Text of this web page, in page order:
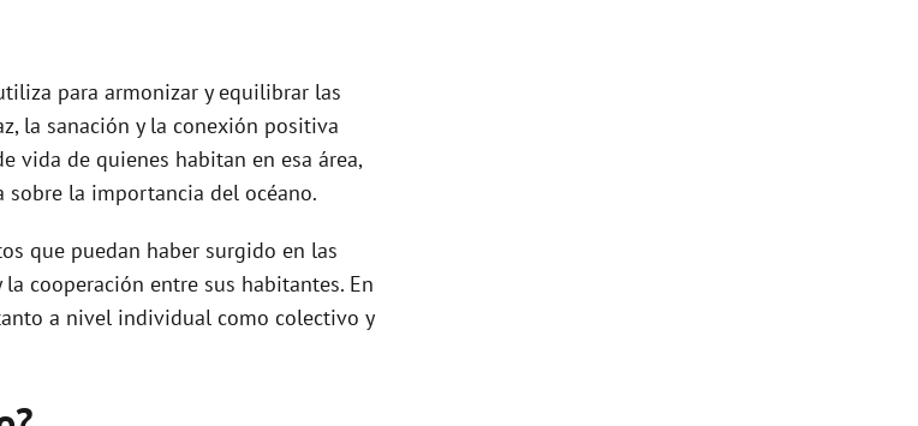
para armonizar y equilibrar las
la sanación y la conexión positiva
vida de quienes habitan en esa área,
la importancia del océano.
que puedan haber surgido en las
cooperación entre sus habitantes. En
a nivel individual como colectivo y